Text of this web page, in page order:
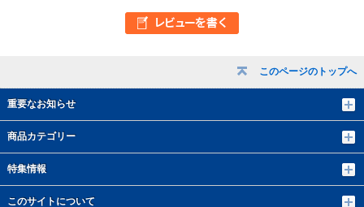
このページのトップへ
重要なお知らせ
商品カテゴリー
特集情報
このサイトについて